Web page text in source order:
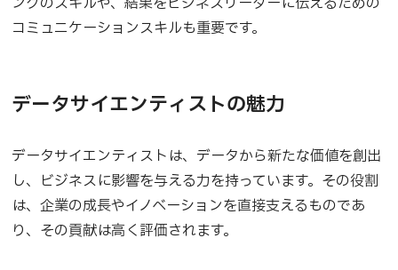
コミュニケーションスキルも重要です。
データサイエンティストの魅力
データサイエンティストは、データから新たな価値を創出
し、ビジネスに影響を与える力を持っています。その役割
は、企業の成長やイノベーションを直接支えるものであ
り、その貢献は高く評価されます。